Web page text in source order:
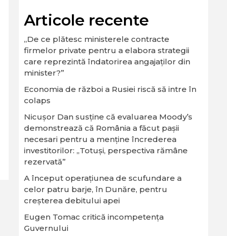
Articole recente
„De ce plătesc ministerele contracte
firmelor private pentru a elabora strategii
care reprezintă îndatorirea angajaților din
minister?”
Economia de război a Rusiei riscă să intre în
colaps
Nicușor Dan susține că evaluarea Moody’s
demonstrează că România a făcut pașii
necesari pentru a menține încrederea
investitorilor: „Totuși, perspectiva rămâne
rezervată”
A început operaţiunea de scufundare a
celor patru barje, în Dunăre, pentru
creşterea debitului apei
Eugen Tomac critică incompetența
Guvernului